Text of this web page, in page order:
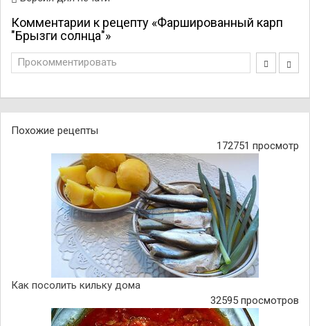
Комментарии к рецепту «Фаршированный карп
"Брызги солнца"»
Прокомментировать
Похожие рецепты
172751 просмотр
Как посолить кильку дома
32595 просмотров